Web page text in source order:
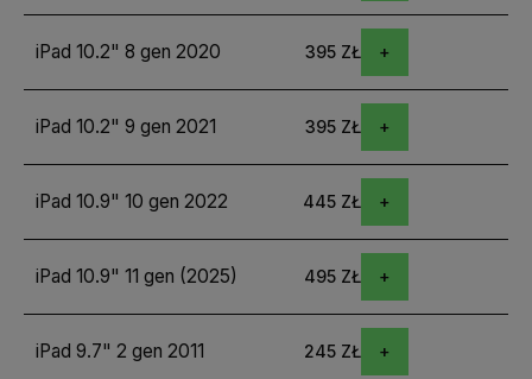
iPad 10.2" 8 gen 2020 395 ZŁ
iPad 10.2" 9 gen 2021 395 ZŁ
iPad 10.9" 10 gen 2022 445 ZŁ
iPad 10.9" 11 gen (2025) 495 ZŁ
iPad 9.7" 2 gen 2011 245 ZŁ